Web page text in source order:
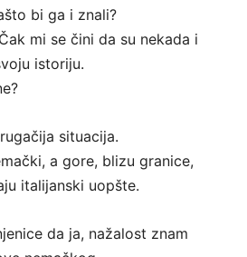
bi ga i znali?
mi se čini da su nekada i
istoriju.
situacija.
a gore, blizu granice,
italijanski uopšte.
da ja, nažalost znam